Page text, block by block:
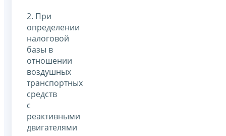
2. При
определении
налоговой
базы в
отношении
воздушных
транспортных
средств
с
реактивными
двигателями